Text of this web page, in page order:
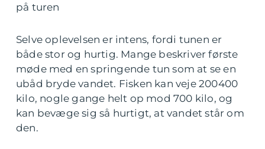
på turen
Selve oplevelsen er intens, fordi tunen er
både stor og hurtig. Mange beskriver første
møde med en springende tun som at se en
ubåd bryde vandet. Fisken kan veje 200400
kilo, nogle gange helt op mod 700 kilo, og
kan bevæge sig så hurtigt, at vandet står om
den.